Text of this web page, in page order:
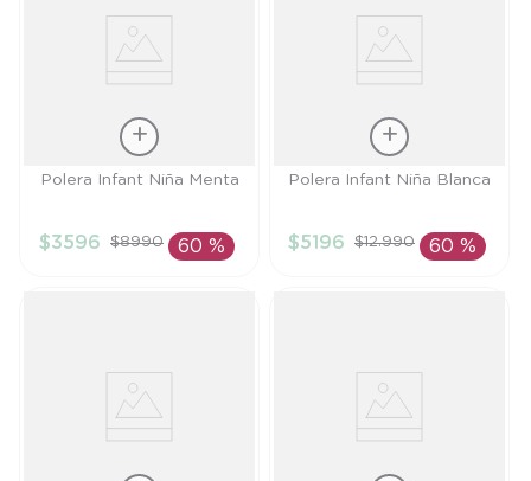
Talla
AÑADIR AL
Polera Infant Niña Menta
$3596 $8990 60 %
Talla
AÑADIR AL
Polera Infant Niña Blanca
$5196 $12.990 60 %